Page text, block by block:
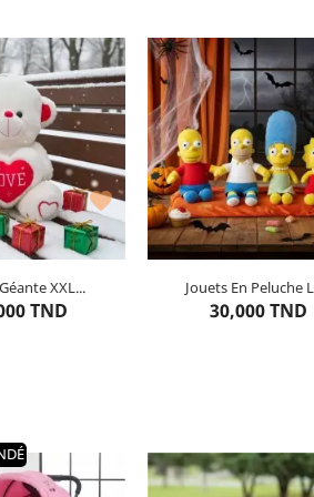

XXL...
TND
: Blanc
restants Jouets En Peluche
30,000 TND
4articles restants